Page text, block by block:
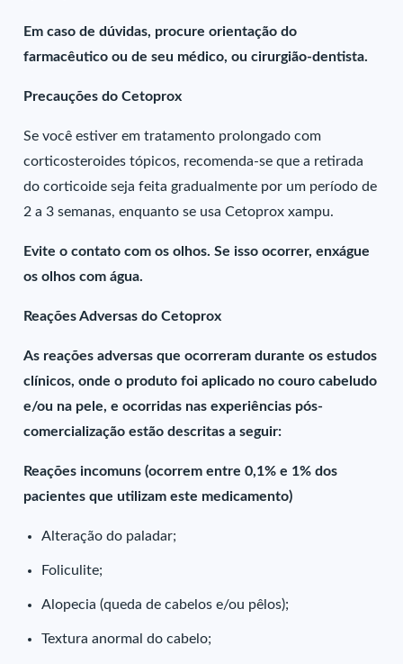
Em caso de dúvidas, procure orientação do
farmacêutico ou de seu médico, ou cirurgião-dentista.
Precauções do Cetoprox
Se você estiver em tratamento prolongado com
corticosteroides tópicos, recomenda-se que a retirada
do corticoide seja feita gradualmente por um período de
2 a 3 semanas, enquanto se usa Cetoprox xampu.
Evite o contato com os olhos. Se isso ocorrer, enxágue
os olhos com água.
Reações Adversas do Cetoprox
As reações adversas que ocorreram durante os estudos
clínicos, onde o produto foi aplicado no couro cabeludo
e/ou na pele, e ocorridas nas experiências pós-
comercialização estão descritas a seguir:
Reações incomuns (ocorrem entre 0,1% e 1% dos
pacientes que utilizam este medicamento)
Alteração do paladar;
Foliculite;
Alopecia (queda de cabelos e/ou pêlos);
Textura anormal do cabelo;